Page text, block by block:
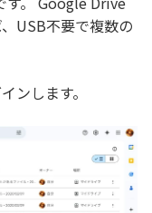
USB不要で複数の
ンします。